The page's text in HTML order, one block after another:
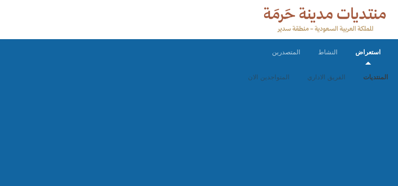
استعراض
المنتديات الفريق الاداري المتواجدين الان
النشاط المتصدرين